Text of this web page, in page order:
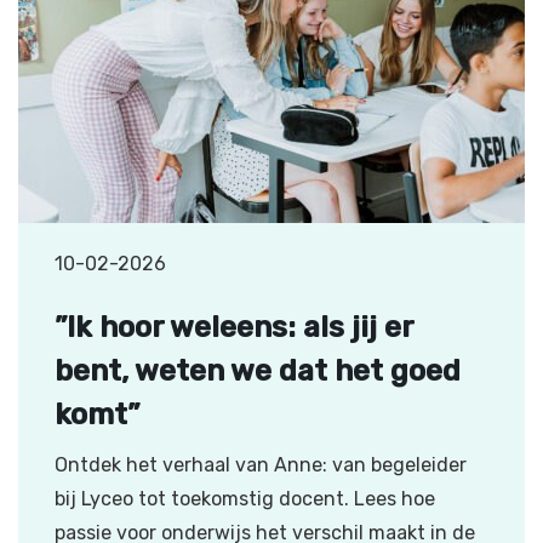
10-02-2026
”Ik hoor weleens: als jij er
bent, weten we dat het goed
komt”
Ontdek het verhaal van Anne: van begeleider
bij Lyceo tot toekomstig docent. Lees hoe
passie voor onderwijs het verschil maakt in de